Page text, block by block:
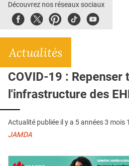
E-REVUE SAD
L'APP
QUI SOMMES-NOUS ?
PUBLICITÉ
CONDITIONS GÉNÉRALES
CONTACT
Découvrez nos réseaux sociaux
FacebookTwitterPinterest
TiktokYoubute
Actualités
COVID-19 : Repenser
l'infrastructure des
Actualité publiée il y a 5 années 3 mois
JAMDA